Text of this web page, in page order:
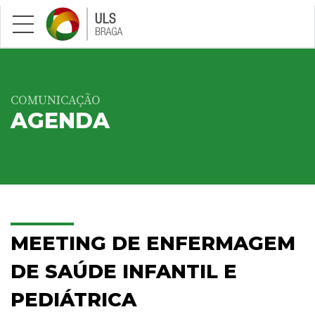
Saltar para conteúdo principal
COMUNICAÇÃO
AGENDA
MEETING DE ENFERMAGEM
DE SAÚDE INFANTIL E
PEDIÁTRICA